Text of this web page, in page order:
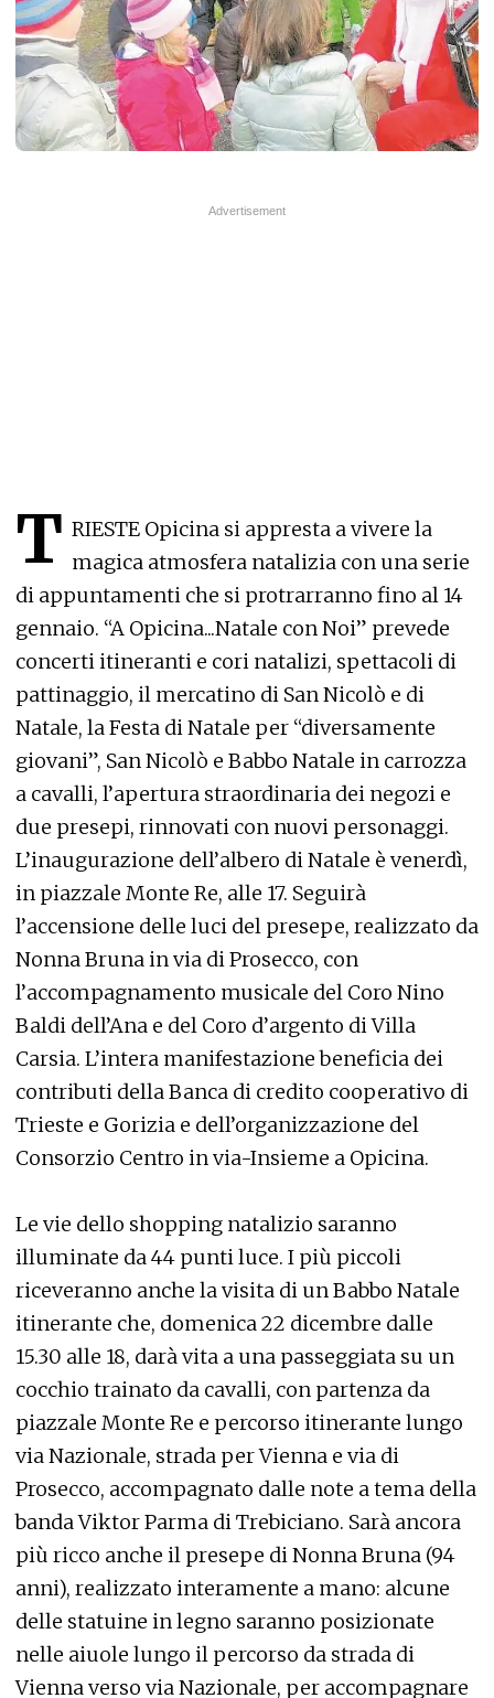
T RIESTE Opicina si appresta a vivere la
magica atmosfera natalizia con una serie
di appuntamenti che si protrarranno fino al 14
gennaio. “A Opicina...Natale con Noi” prevede
concerti itineranti e cori natalizi, spettacoli di
pattinaggio, il mercatino di San Nicolò e di
Natale, la Festa di Natale per “diversamente
giovani”, San Nicolò e Babbo Natale in carrozza
a cavalli, l’apertura straordinaria dei negozi e
due presepi, rinnovati con nuovi personaggi.
L’inaugurazione dell’albero di Natale è venerdì,
in piazzale Monte Re, alle 17. Seguirà
l’accensione delle luci del presepe, realizzato da
Nonna Bruna in via di Prosecco, con
l’accompagnamento musicale del Coro Nino
Baldi dell’Ana e del Coro d’argento di Villa
Carsia. L’intera manifestazione beneficia dei
contributi della Banca di credito cooperativo di
Trieste e Gorizia e dell’organizzazione del
Consorzio Centro in via-Insieme a Opicina.
Le vie dello shopping natalizio saranno
illuminate da 44 punti luce. I più piccoli
riceveranno anche la visita di un Babbo Natale
itinerante che, domenica 22 dicembre dalle
15.30 alle 18, darà vita a una passeggiata su un
cocchio trainato da cavalli, con partenza da
piazzale Monte Re e percorso itinerante lungo
via Nazionale, strada per Vienna e via di
Prosecco, accompagnato dalle note a tema della
banda Viktor Parma di Trebiciano. Sarà ancora
più ricco anche il presepe di Nonna Bruna (94
anni), realizzato interamente a mano: alcune
delle statuine in legno saranno posizionate
nelle aiuole lungo il percorso da strada di
Vienna verso via Nazionale, per accompagnare